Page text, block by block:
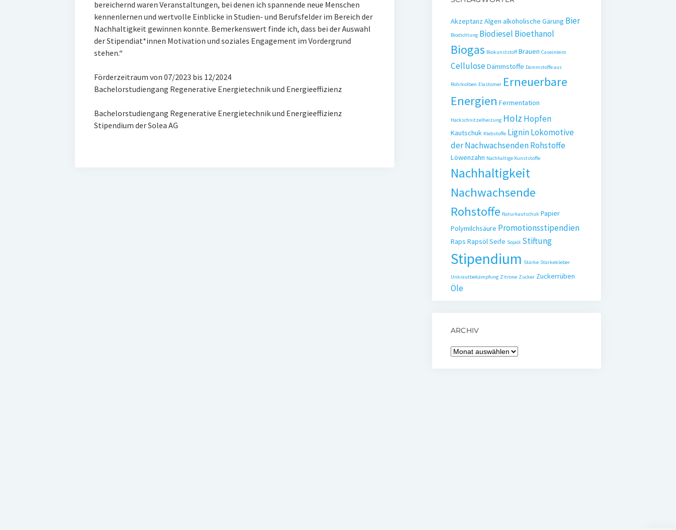
bereichernd waren Veranstaltungen, bei denen ich spannende neue Menschen
kennenlernen und wertvolle Einblicke in Studien- und Berufsfelder im Bereich der
Nachhaltigkeit gewinnen konnte. Bemerkenswert finde ich, dass bei der Auswahl
der Stipendiat*innen Motivation und soziales Engagement im Vordergrund
stehen.“
Förderzeitraum von 07/2023 bis 12/2024
Bachelorstudiengang Regenerative Energietechnik und Energieeffizienz
Bachelorstudiengang Regenerative Energietechnik und Energieeffizienz
Stipendium der Solea AG
Akzeptanz Algen alkoholische Gärung Bier
Biodichtung Biodiesel Bioethanol
Biogas Biokunststoff Brauen Caseinleim
CelluloseDämmstoffe Dämmstoffe aus
Rohrkolben Elastomer Erneuerbare
Energien Fermentation
Hackschnitzelheizung Holz Hopfen
Kautschuk Klebstoffe LigninLokomotive
der Nachwachsenden Rohstoffe
Löwenzahn Nachhaltige Kunststoffe
Nachhaltigkeit
Nachwachsende
Rohstoffe Naturkautschuk Papier
Polymilchsäure Promotionsstipendien
Raps RapsölSeife Sojaöl Stiftung
Stipendium Stärke Stärkekleber
Unkrautbekämpfung Zitrone Zucker Zuckerrüben
Öle
ARCHIV
Archiv